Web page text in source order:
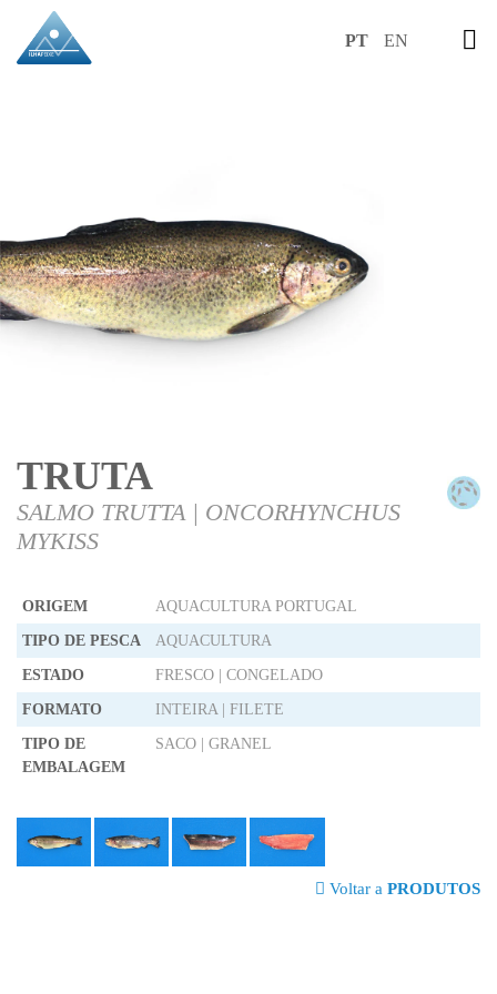
PT EN
TRUTA
SALMO TRUTTA | ONCORHYNCHUS
MYKISS
ORIGEM AQUACULTURA PORTUGAL
TIPO DE PESCA AQUACULTURA
ESTADO FRESCO | CONGELADO
FORMATO INTEIRA | FILETE
TIPO DE
EMBALAGEM
SACO | GRANEL
Voltar a PRODUTOS